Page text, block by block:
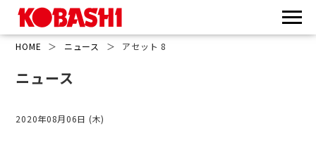
HOME ＞ ニュース ＞ アセット 8
ニュース
2020年08月06日 (木)